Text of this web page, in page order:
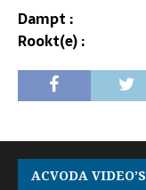
Dampt :
Rookt(e) :
ACVODA VIDEO’S